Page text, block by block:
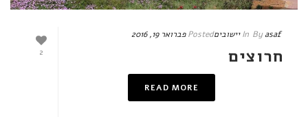
2
Byasaf
In יישוביםPosted פברואר 19, 2016
חרוצים
READ MORE